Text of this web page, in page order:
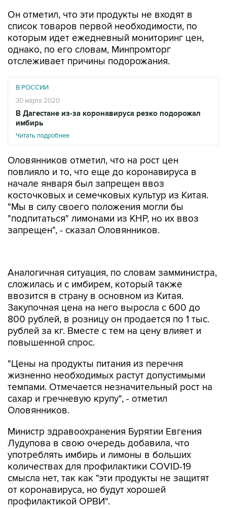
Он отметил, что эти продукты не входят в
список товаров первой необходимости, по
которым идет ежедневный мониторинг цен,
однако, по его словам, Минпромторг
отслеживает причины подорожания.
В РОССИИ
30 марта 2020
В Дагестане из-за коронавируса резко подорожал
имбирь
Читать подробнее
Оловянников отметил, что на рост цен
повлияло и то, что еще до коронавируса в
начале января был запрещен ввоз
косточковых и семечковых культур из Китая.
"Мы в силу своего положения могли бы
"подпитаться" лимонами из КНР, но их ввоз
запрещен", - сказал Оловянников.
ввозится в страну в основном из Китая.
Закупочная цена на него выросла с 600 до
800 рублей, в розницу он продается по 1 тыс.
рублей за кг. Вместе с тем на цену влияет и
повышенной спрос.
"Цены на продукты питания из перечня
темпами. Отмечается незначительный рост на
сахар и гречневую крупу", - отметил
Оловянников.
Министр здравоохранения Бурятии Евгения
употреблять имбирь и лимоны в больших
количествах для профилактики COVID-19
смысла нет, так как "эти продукты не защитят
от коронавируса, но будут хорошей
профилактикой ОРВИ".
По данным оперативного штаба на утро 1